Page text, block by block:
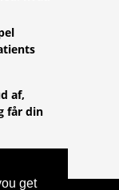
get
af,
får din